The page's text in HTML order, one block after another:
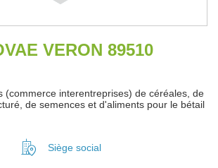
VERON 89510
(commerce interentreprises) de céréales, de
de semences et d'aliments pour le bétail
Siège social